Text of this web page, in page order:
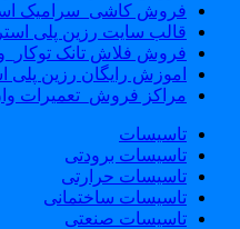
فروش کاشی_سرامیک استخر
قالب سایت رزین پلی
فروش فلاش تانک
اموزش رایگان رزین پلی
مراکز فروش_تعمیرات
تاسیسات
تاسیسات برودتی
تاسیسات حرارتی
تاسیسات ساختمانی
تاسیسات صنعتی